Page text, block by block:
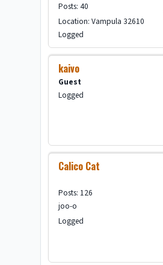
Posts: 40
Location: Vampula 32610
Logged
kaivo
Guest
Logged
Calico Cat
Posts: 126
joo-o
Logged